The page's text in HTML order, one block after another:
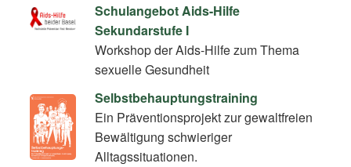
Schulangebot Aids-Hilfe
Sekundarstufe I
Workshop der Aids-Hilfe zum Thema
sexuelle Gesundheit
Selbstbehauptungstraining
Ein Präventionsprojekt zur gewaltfreien
Bewältigung schwieriger
Alltagssituationen.